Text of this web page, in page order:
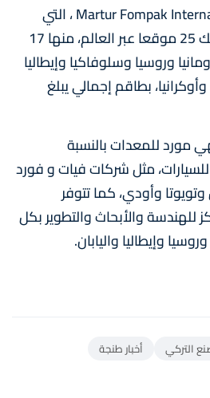
يذكر أن مجموعة Martur Fompak International ، التي
تأسست سنة 1983، تمتلك 25 موقعا عبر العالم، منها 17
وروسيا وسلوفاكيا وإيطاليا
بطاقم إجمالي يبلغ
مورد للمعدات بالنسبة
مثل شركات فيات و فورد
وأودي، كما تتوفر
للهندسة والأبحاث والتطوير بكل
وإيطاليا واليابان.
التركي
أخبار طنجة